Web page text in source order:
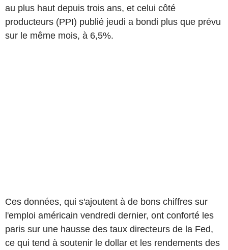
au plus haut depuis trois ans, et celui côté
producteurs (PPI) publié jeudi a bondi plus que prévu
sur le même mois, à 6,5%.
Ces données, qui s'ajoutent à de bons chiffres sur
l'emploi américain vendredi dernier, ont conforté les
paris sur une hausse des taux directeurs de la Fed,
ce qui tend à soutenir le dollar et les rendements des